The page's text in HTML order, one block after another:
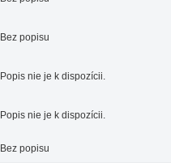
Bez popisu
Popis nie je k dispozícii.
Popis nie je k dispozícii.
Bez popisu